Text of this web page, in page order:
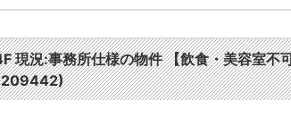
現況:事務所仕様の物件 【飲食・美容室